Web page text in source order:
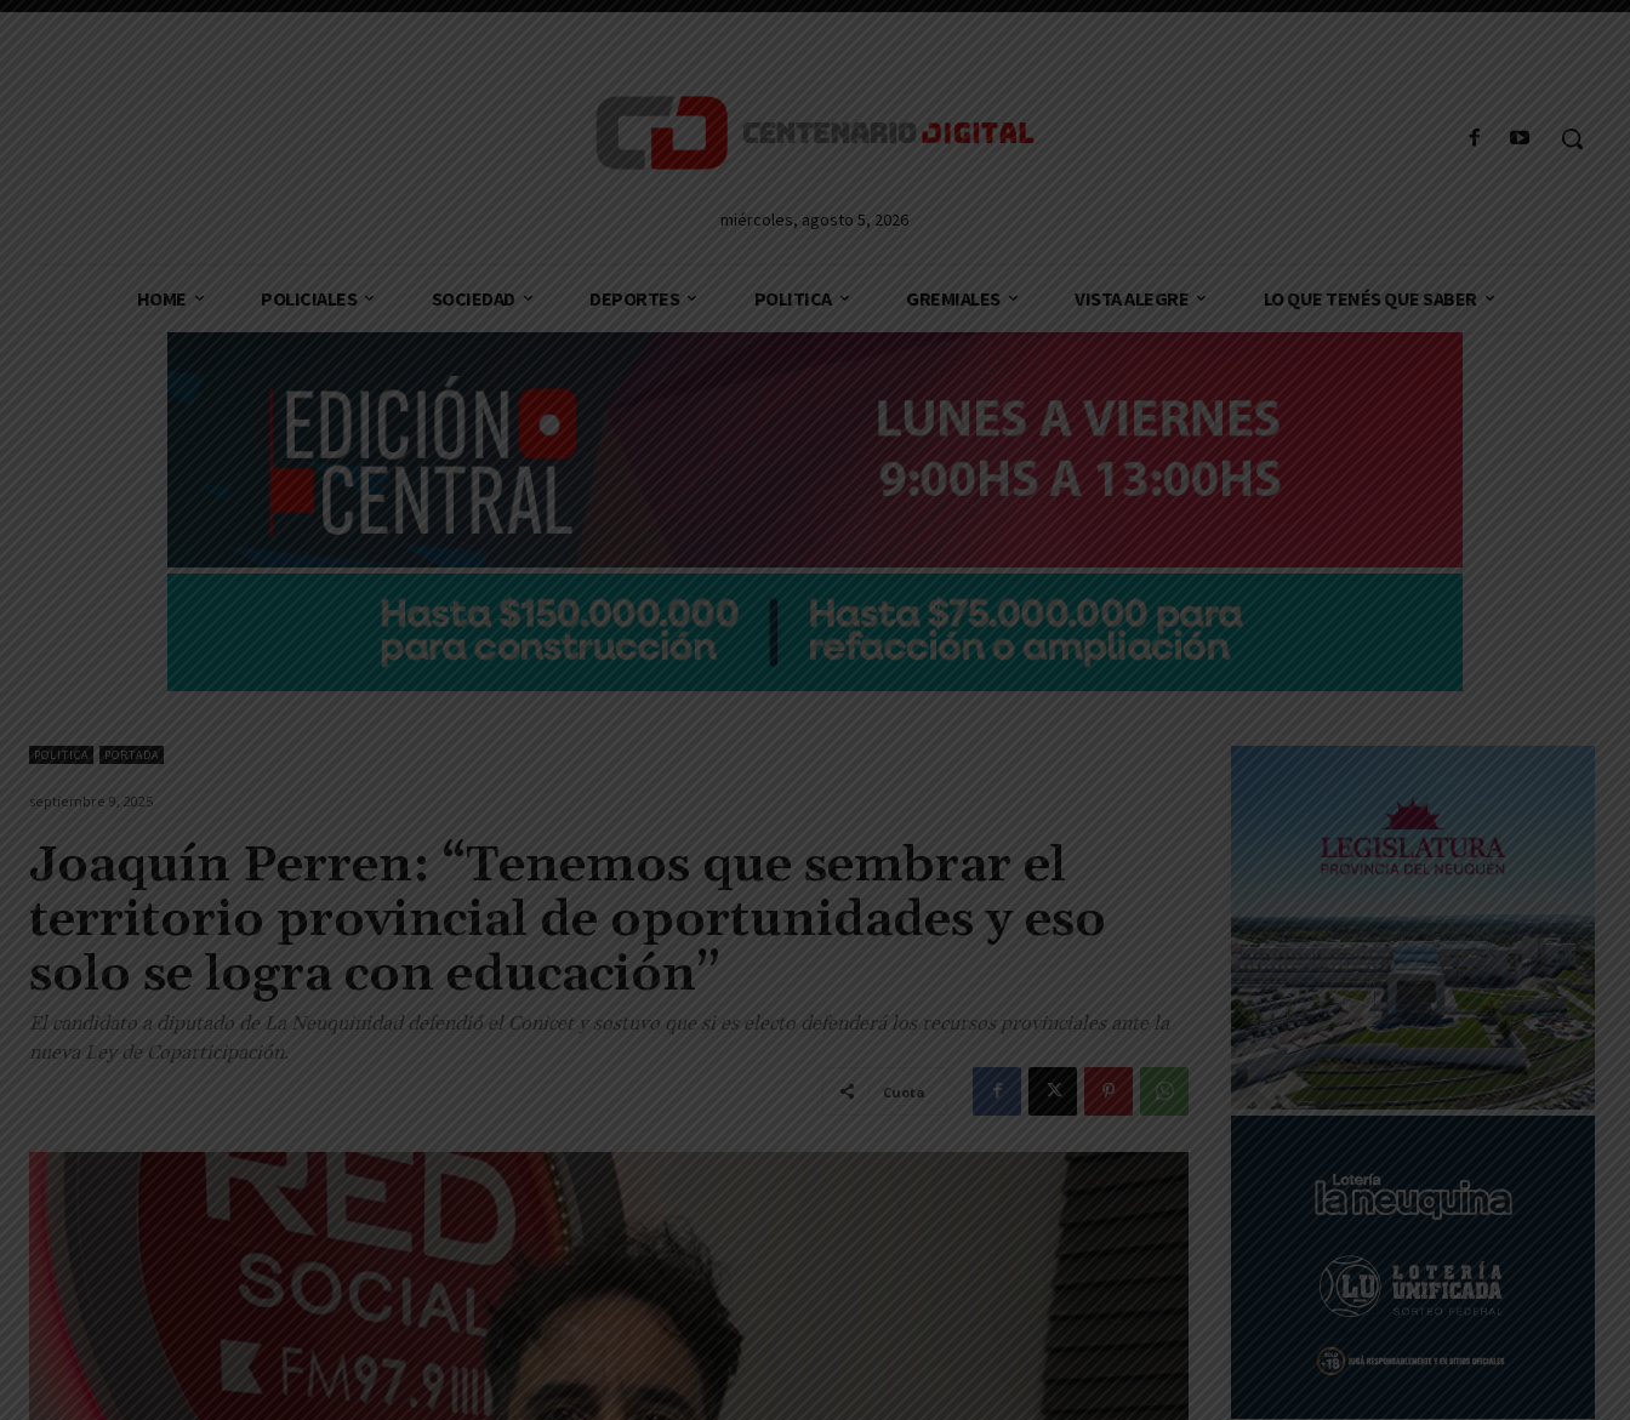
miércoles, agosto 5, 2026
HOME POLICIALES SOCIEDAD DEPORTES POLITICA GREMIALES VISTA ALEGRE LO QUE TENÉS QUE SABER
POLITICA PORTADA
septiembre 9, 2025
Joaquín Perren: “Tenemos que sembrar el
territorio provincial de oportunidades y eso
solo se logra con educación”
El candidato a diputado de La Neuquinidad defendió el Conicet y sostuvo que si es electo defenderá los recursos provinciales ante la
nueva Ley de Coparticipación.
Cuota